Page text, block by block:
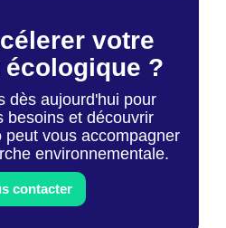
votre
?
dès aujourd'hui pour
besoins et découvrir
vous accompagner
environnementale.
contacter